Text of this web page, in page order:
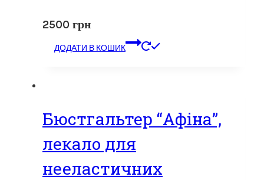
2500 грн
ДОДАТИ В КОШИК
Бюстгальтер “Афіна”,
лекало для
нееластичних